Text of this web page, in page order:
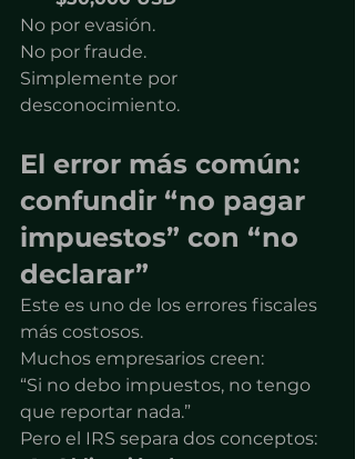
No por evasión.
No por fraude.
Simplemente por
desconocimiento.
El error más común:
confundir “no pagar
impuestos” con “no
declarar”
Este es uno de los errores fiscales
más costosos.
Muchos empresarios creen:
“Si no debo impuestos, no tengo
que reportar nada.”
Pero el IRS separa dos conceptos: